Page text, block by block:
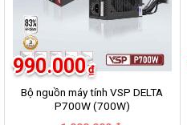
Bộ nguồn máy tính VSP DELTA
P700W (700W)
990.000 ₫